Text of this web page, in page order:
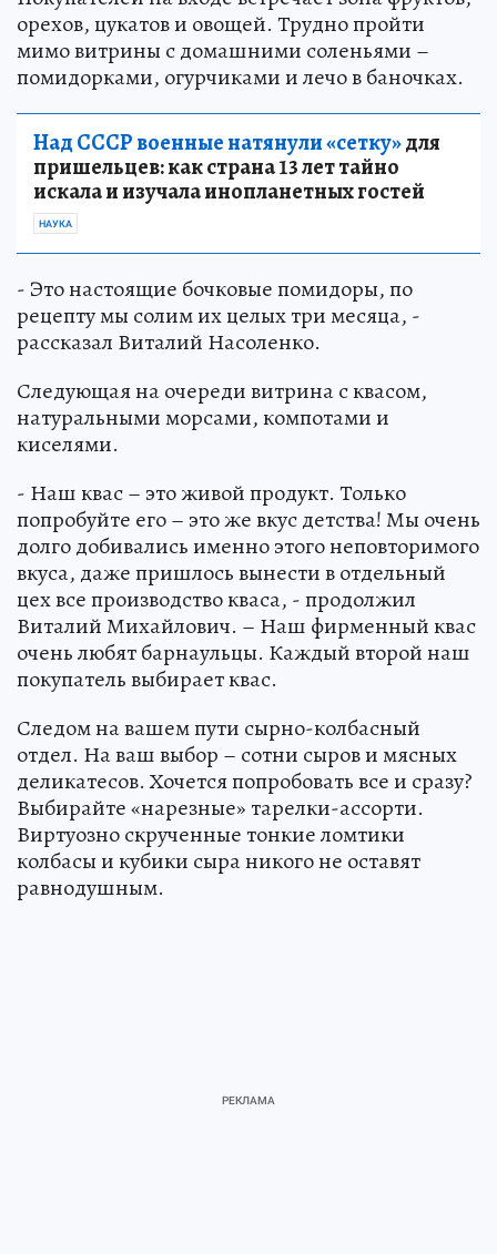
орехов, цукатов и овощей. Трудно пройти
мимо витрины с домашними соленьями –
помидорками, огурчиками и лечо в баночках.
Над СССР военные натянули «сетку»для
пришельцев: как страна 13 лет тайно
искала и изучала инопланетных гостей
НАУКА
- Это настоящие бочковые помидоры, по
рецепту мы солим их целых три месяца, -
рассказал Виталий Насоленко.
Следующая на очереди витрина с квасом,
натуральными морсами, компотами и
киселями.
- Наш квас – это живой продукт. Только
попробуйте его – это же вкус детства! Мы очень
долго добивались именно этого неповторимого
вкуса, даже пришлось вынести в отдельный
цех все производство кваса, - продолжил
Виталий Михайлович. – Наш фирменный квас
очень любят барнаульцы. Каждый второй наш
покупатель выбирает квас.
Следом на вашем пути сырно-колбасный
отдел. На ваш выбор – сотни сыров и мясных
деликатесов. Хочется попробовать все и сразу?
Выбирайте «нарезные» тарелки-ассорти.
Виртуозно скрученные тонкие ломтики
колбасы и кубики сыра никого не оставят
равнодушным.